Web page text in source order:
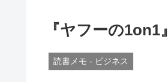
『ヤフーの1on1』
読書メモ - ビジネス